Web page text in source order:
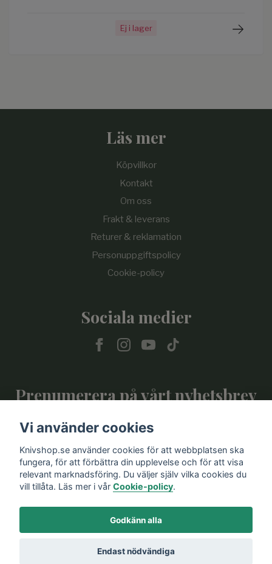
Ej i lager
Läs mer
Köpvillkor
Kontakt
Om oss
Frakt & leverans
Returer & reklamation
Personuppgiftspolicy
Cookie-policy
Sociala medier
Prenumerera på vårt nyhetsbrev
© 2026 Knivshop
Vi använder cookies
Knivshop.se använder cookies för att webbplatsen ska
fungera, för att förbättra din upplevelse och för att visa
relevant marknadsföring. Du väljer själv vilka cookies du
vill tillåta. Läs mer i vår Cookie-policy.
Godkänn alla
Endast nödvändiga